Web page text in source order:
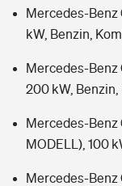
Mercedes-Benz
kW, Benzin,
Mercedes-Benz
200 kW,
Mercedes-Benz
MODELL), 100
Mercedes-Benz